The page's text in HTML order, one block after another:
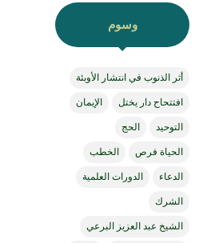
وسوم
أثر الذنوب في انتشار الأوبئة
افتتحاح دار يختل الإيمان
التوحيد الحج
الحياة فرص الخطب
الدعاء الدورات العلمية
الشرك
الشيخ عبد العزيز البرعي